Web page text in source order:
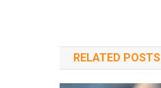
RELATED POSTS